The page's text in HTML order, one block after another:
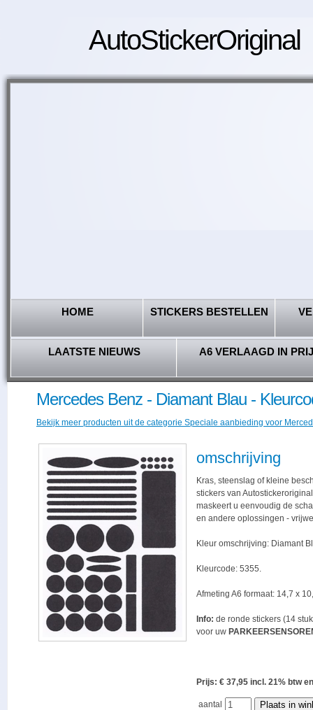
AutoStickerOriginal
HOME STICKERS BESTELLEN
LAATSTE NIEUWS A6 VERLAAGD IN
Mercedes Benz - Diamant Blau -
Bekijk meer producten uit de categorie Speciale aanbieding voor
omschrijving
Kras, steenslag of kleine
stickers van
maskeert u eenvoudig de
en andere oplossingen -
Kleur omschrijving: Diamant
Kleurcode: 5355.
Afmeting A6 formaat: 14,7 x
Info: de ronde stickers (14
voor uw
Prijs: € 37,95 incl. 21% btw
aantal